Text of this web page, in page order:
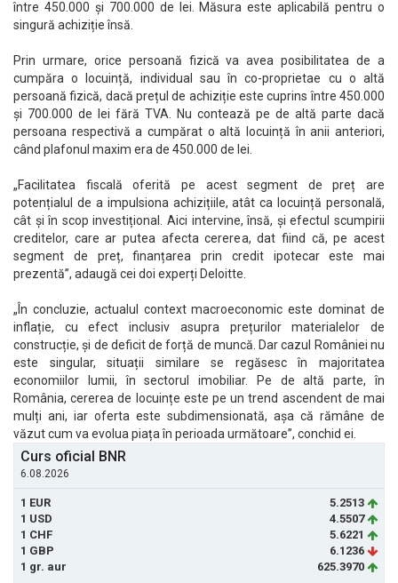
între 450.000 și 700.000 de lei. Măsura este aplicabilă pentru o
singură achiziție însă.
Prin urmare, orice persoană fizică va avea posibilitatea de a
cumpăra o locuință, individual sau în co-proprietae cu o altă
persoană fizică, dacă prețul de achiziție este cuprins între 450.000
și 700.000 de lei fără TVA. Nu contează pe de altă parte dacă
persoana respectivă a cumpărat o altă locuință în anii anteriori,
când plafonul maxim era de 450.000 de lei.
„Facilitatea fiscală oferită pe acest segment de preț are
potențialul de a impulsiona achizițiile, atât ca locuință personală,
cât și în scop investițional. Aici intervine, însă, și efectul scumpirii
creditelor, care ar putea afecta cererea, dat fiind că, pe acest
segment de preț, finanțarea prin credit ipotecar este mai
prezentă”, adaugă cei doi experți Deloitte.
„În concluzie, actualul context macroeconomic este dominat de
inflație, cu efect inclusiv asupra prețurilor materialelor de
construcție, și de deficit de forță de muncă. Dar cazul României nu
este singular, situații similare se regăsesc în majoritatea
economiilor lumii, în sectorul imobiliar. Pe de altă parte, în
România, cererea de locuințe este pe un trend ascendent de mai
mulți ani, iar oferta este subdimensionată, așa că rămâne de
văzut cum va evolua piața în perioada următoare”, conchid ei.
Curs oficial BNR
6.08.2026
1 EUR
5.2513
1 USD
4.5507
1 CHF
5.6221
1 GBP
6.1236
1 gr. aur
625.3970